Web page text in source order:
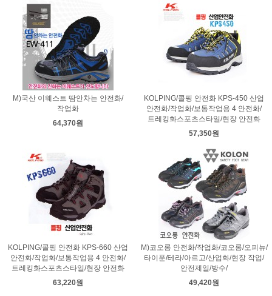
M)국산 이웨스트 땀안차는 안전화/
작업화
64,370원
KOLPING/콜핑 안전화 KPS-450 산업
안전화/작업화/보통작업용 4 안전화/
트레킹화스포츠스타일/현장 안전화
57,350원
KOLPING/콜핑 안전화 KPS-660 산업
안전화/작업화/보통작업용 4 안전화/
트레킹화스포츠스타일/현장 안전화
63,220원
M)코오롱 안전화/작업화/코오롱/오피뉴/
타이푼/테라/아르고/산업화/현장 작업/
안전제일/방수/
49,420원